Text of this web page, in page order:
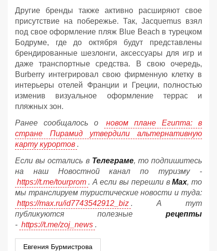
Другие бренды также активно расширяют свое
присутствие на побережье. Так, Jacquemus взял
под свое оформление пляж Blue Beach в турецком
Бодруме, где до октября будут представлены
брендированные шезлонги, аксессуары для игр и
даже транспортные средства. В свою очередь,
Burberry интегрировал свою фирменную клетку в
интерьеры отелей Франции и Греции, полностью
изменив визуальное оформление террас и
пляжных зон.
Ранее сообщалось о
новом плане Египта: в
стране Пирамид утвердили альтернативную
карту курортов .
Если вы остались в Телеграме, то подпишитесь
на наш Новостной канал по туризму -
https://t.me/tourprom . А если вы перешли вМах, то
мы транслируем туристические новости и туда:
https://max.ru/id7743542912_biz . А тут
публикуются полезные рецепты
- https://t.me/zoj_news .
Евгения Бурмистрова